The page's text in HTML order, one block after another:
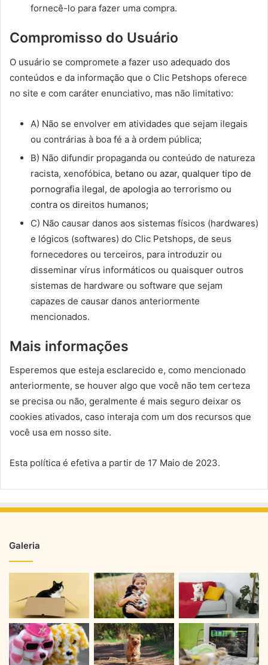
fornecê-lo para fazer uma compra.
Compromisso do Usuário
O usuário se compromete a fazer uso adequado dos
conteúdos e da informação que o Clic Petshops oferece
no site e com caráter enunciativo, mas não limitativo:
A) Não se envolver em atividades que sejam ilegais
ou contrárias à boa fé a à ordem pública;
B) Não difundir propaganda ou conteúdo de natureza
racista, xenofóbica, betano ou azar, qualquer tipo de
pornografia ilegal, de apologia ao terrorismo ou
contra os direitos humanos;
C) Não causar danos aos sistemas físicos (hardwares)
e lógicos (softwares) do Clic Petshops, de seus
fornecedores ou terceiros, para introduzir ou
disseminar vírus informáticos ou quaisquer outros
sistemas de hardware ou software que sejam
capazes de causar danos anteriormente
mencionados.
Mais informações
Esperemos que esteja esclarecido e, como mencionado
anteriormente, se houver algo que você não tem certeza
se precisa ou não, geralmente é mais seguro deixar os
cookies ativados, caso interaja com um dos recursos que
você usa em nosso site.
Esta política é efetiva a partir de 17 Maio de 2023.
Galeria